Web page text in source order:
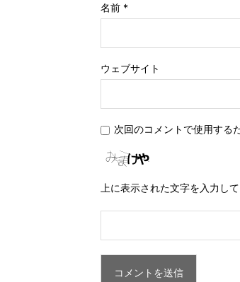
名前 *
ウェブサイト
次回のコメントで使用する
上に表示された文字を入力して